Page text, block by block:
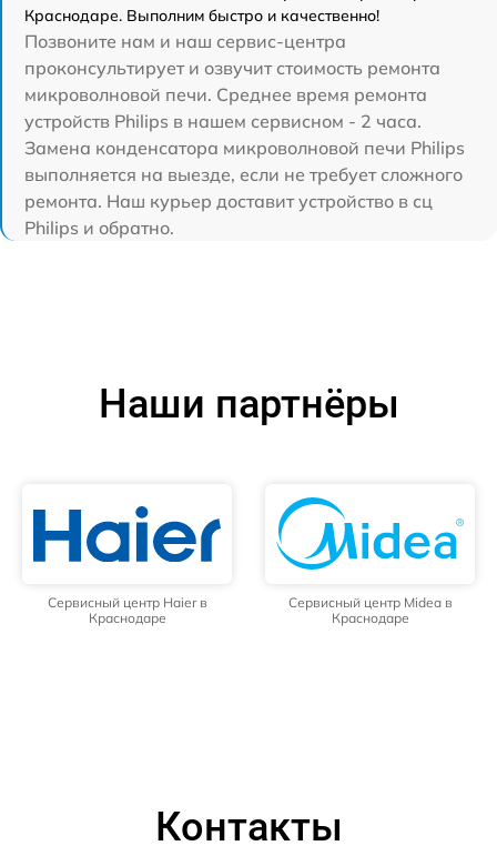
Краснодаре. Выполним быстро и качественно!
Позвоните нам и наш сервис-центра
проконсультирует и озвучит стоимость ремонта
микроволновой печи. Среднее время ремонта
устройств Philips в нашем сервисном - 2 часа.
Замена конденсатора микроволновой печи Philips
выполняется на выезде, если не требует сложного
ремонта. Наш курьер доставит устройство в сц
Philips и обратно.
Наши партнёры
Сервисный центр Haier в
Краснодаре
Сервисный центр Midea в
Краснодаре
Контакты